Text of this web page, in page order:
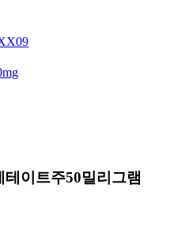
이트주50밀리그램